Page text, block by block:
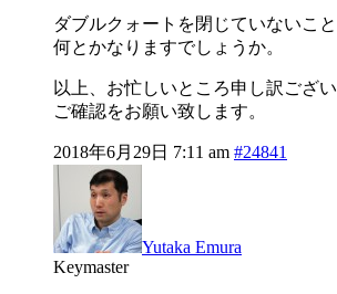
ダブルクォートを閉じていないこ
何とかなりますでしょうか。
以上、お忙しいところ申し訳ござい
ご確認をお願い致します。
2018年6月29日 7:11 am #24841
Yutaka Emura
Keymaster